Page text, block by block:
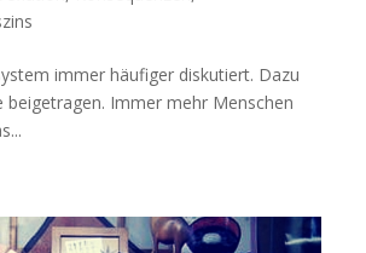
immer häufiger diskutiert. Dazu
beigetragen. Immer mehr Menschen